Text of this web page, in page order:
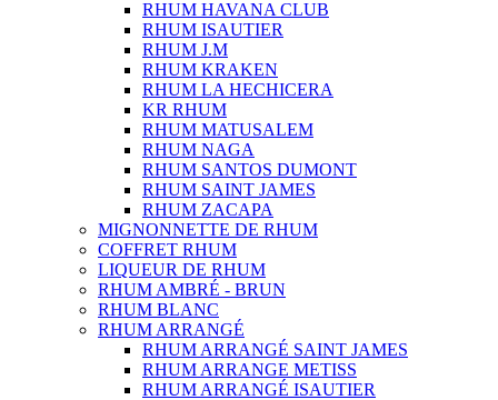
RHUM HAVANA CLUB
RHUM ISAUTIER
RHUM J.M
RHUM KRAKEN
RHUM LA HECHICERA
KR RHUM
RHUM MATUSALEM
RHUM NAGA
RHUM SANTOS DUMONT
RHUM SAINT JAMES
RHUM ZACAPA
MIGNONNETTE DE RHUM
COFFRET RHUM
LIQUEUR DE RHUM
RHUM AMBRÉ - BRUN
RHUM BLANC
RHUM ARRANGÉ
RHUM ARRANGÉ SAINT JAMES
RHUM ARRANGE METISS
RHUM ARRANGÉ ISAUTIER